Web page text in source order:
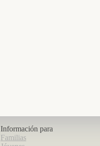
Información para
Familias